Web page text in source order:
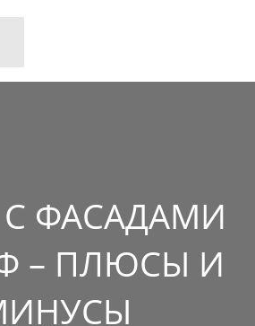
ФАСАДАМИ
– ПЛЮСЫ И